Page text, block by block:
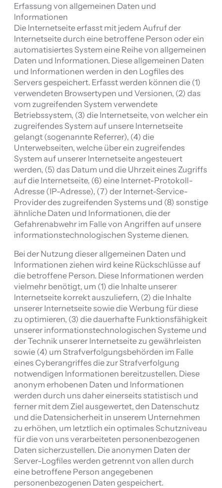
Erfassung von allgemeinen Daten und
Informationen
Die Internetseite erfasst mit jedem Aufruf der
Internetseite durch eine betroffene Person oder ein
automatisiertes System eine Reihe von allgemeinen
Daten und Informationen. Diese allgemeinen Daten
und Informationen werden in den Logfiles des
Servers gespeichert. Erfasst werden können die (1)
verwendeten Browsertypen und Versionen, (2) das
vom zugreifenden System verwendete
Betriebssystem, (3) die Internetseite, von welcher ein
zugreifendes System auf unsere Internetseite
gelangt (sogenannte Referrer), (4) die
Unterwebseiten, welche über ein zugreifendes
System auf unserer Internetseite angesteuert
werden, (5) das Datum und die Uhrzeit eines Zugriffs
auf die Internetseite, (6) eine Internet-Protokoll-
Adresse (IP-Adresse), (7) der Internet-Service-
Provider des zugreifenden Systems und (8) sonstige
ähnliche Daten und Informationen, die der
Gefahrenabwehr im Falle von Angriffen auf unsere
informationstechnologischen Systeme dienen.
Bei der Nutzung dieser allgemeinen Daten und
Informationen ziehen wird keine Rückschlüsse auf
die betroffene Person. Diese Informationen werden
vielmehr benötigt, um (1) die Inhalte unserer
Internetseite korrekt auszuliefern, (2) die Inhalte
unserer Internetseite sowie die Werbung für diese
zu optimieren, (3) die dauerhafte Funktionsfähigkeit
unserer informationstechnologischen Systeme und
der Technik unserer Internetseite zu gewährleisten
sowie (4) um Strafverfolgungsbehörden im Falle
eines Cyberangriffes die zur Strafverfolgung
notwendigen Informationen bereitzustellen. Diese
anonym erhobenen Daten und Informationen
werden durch uns daher einerseits statistisch und
ferner mit dem Ziel ausgewertet, den Datenschutz
und die Datensicherheit in unserem Unternehmen
zu erhöhen, um letztlich ein optimales Schutzniveau
für die von uns verarbeiteten personenbezogenen
Daten sicherzustellen. Die anonymen Daten der
Server-Logfiles werden getrennt von allen durch
eine betroffene Person angegebenen
personenbezogenen Daten gespeichert.